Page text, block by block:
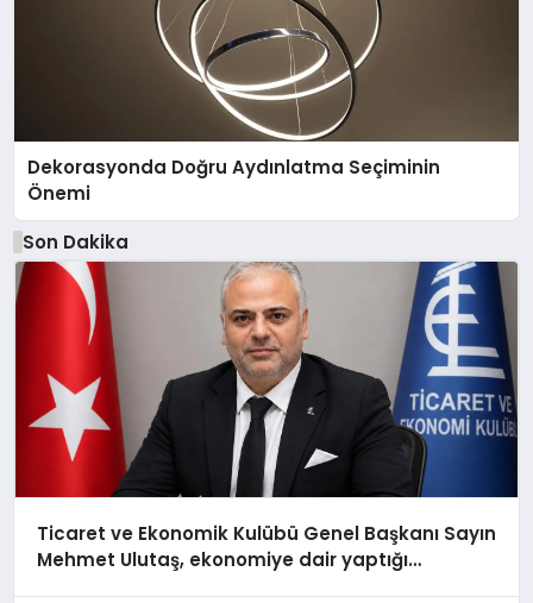
Dekorasyonda Doğru Aydınlatma Seçiminin
Önemi
Son Dakika
Ticaret ve Ekonomik Kulübü Genel Başkanı Sayın
Mehmet Ulutaş, ekonomiye dair yaptığı